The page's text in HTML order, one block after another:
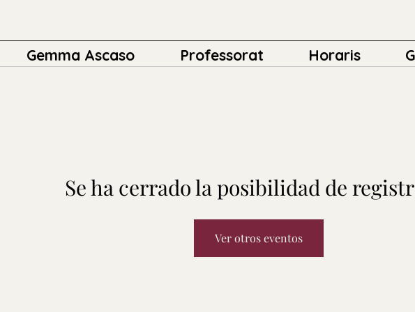
Gemma Ascaso Professorat Horaris
Se ha cerrado la posibilidad de
Ver otros eventos